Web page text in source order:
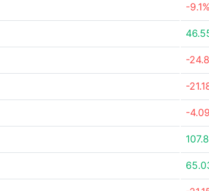
-9.1%
-
-
-